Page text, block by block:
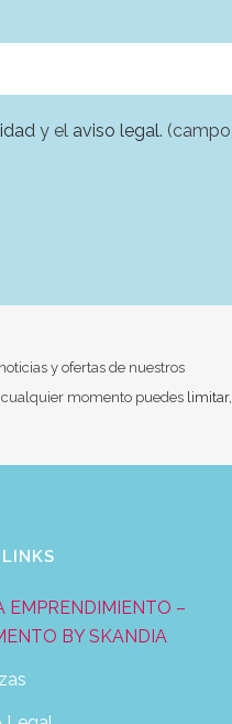
y el aviso legal. (campo
y ofertas de nuestros
cualquier momento puedes limitar,
EMPRENDIMIENTO –
BY SKANDIA